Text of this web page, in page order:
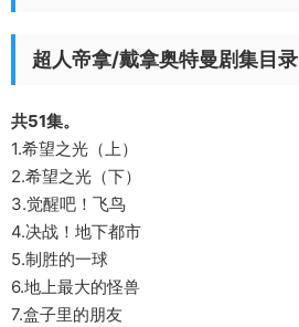
超人帝拿/戴拿奥特曼剧集目录
共51集。
1.希望之光（上）
2.希望之光（下）
3.觉醒吧！飞鸟
4.决战！地下都市
5.制胜的一球
6.地上最大的怪兽
7.盒子里的朋友